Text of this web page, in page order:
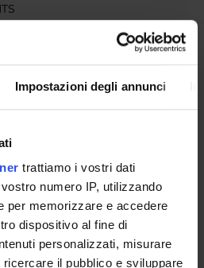
Impostazioni degli annunci
trattiamo i vostri dati
numero IP, utilizzando
per memorizzare e accedere
dispositivo al fine di
personalizzati, misurare
il pubblico e sviluppare
Dirigente Medico I livello